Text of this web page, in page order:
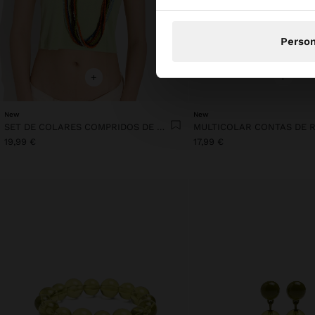
+
New
SET DE COLARES COMPRIDOS DE RESINA
19,99 €
+
New
17,99 €